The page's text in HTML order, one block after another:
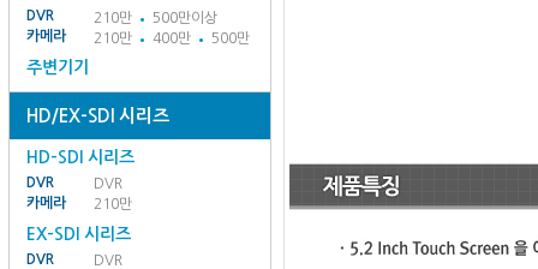
DVR 210만
500만이상
카메라
210만 400만 500만
주변기기
HD/EX-SDI 시리즈
HD-SDI 시리즈
DVR
DVR
카메라
210만
EX-SDI 시리즈
DVR
DVR